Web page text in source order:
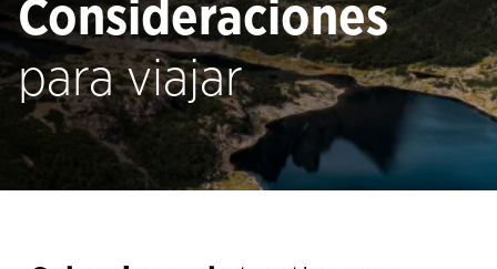
Consideraciones
para viajar